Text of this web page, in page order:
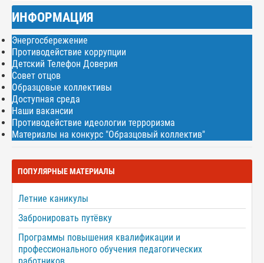
ИНФОРМАЦИЯ
Энергосбережение
Противодействие коррупции
Детский Телефон Доверия
Совет отцов
Образцовые коллективы
Доступная среда
Наши вакансии
Противодействие идеологии терроризма
Материалы на конкурс "Образцовый коллектив"
ПОПУЛЯРНЫЕ МАТЕРИАЛЫ
Летние каникулы
Забронировать путёвку
Программы повышения квалификации и
профессионального обучения педагогических